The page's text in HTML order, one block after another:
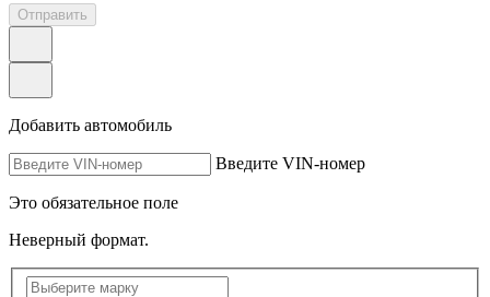
Отправить
Добавить автомобиль
Введите VIN-номер
Это обязательное поле
Неверный формат.